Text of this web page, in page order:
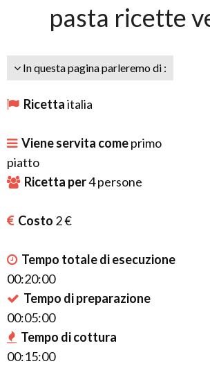
pasta ricette
In questa pagina parleremo di :
Ricettaitalia
Viene servita comeprimo
piatto
Ricetta per4persone
Costo 2 €
Tempo totale di esecuzione
00:20:00
Tempo di preparazione
00:05:00
Tempo di cottura
00:15:00